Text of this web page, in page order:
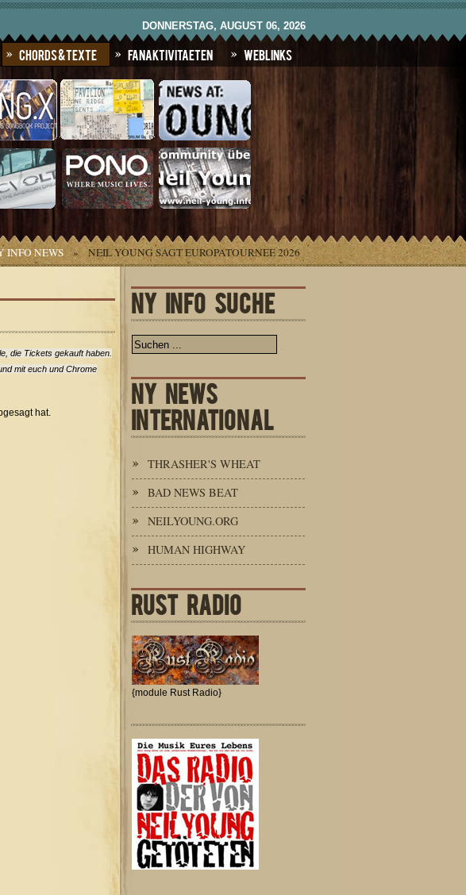
DONNERSTAG, AUGUST 06, 2026
Chords & Texte Fanaktivitaeten Weblinks
INFO NEWS »
NEIL YOUNG SAGT EUROPATOURNEE 2026
die Tickets gekauft haben.
mit euch und Chrome
hat.
NY INFO SUCHE
NY NEWS
INTERNATIONAL
THRASHER'S WHEAT
BAD NEWS BEAT
NEILYOUNG.ORG
HUMAN HIGHWAY
RUST RADIO
{module Rust Radio}